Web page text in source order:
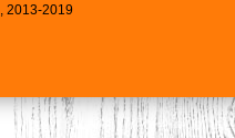
, 2013-2019